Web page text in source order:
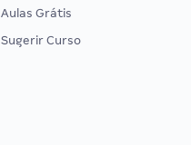
Aulas Grátis
Sugerir Curso